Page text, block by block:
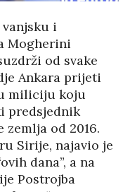
i
Mogherini
od svake
Ankara prijeti
miliciju koju
predsjednik
zemlja od 2016.
Sirije, najavio je
dana”, a na
Postrojba